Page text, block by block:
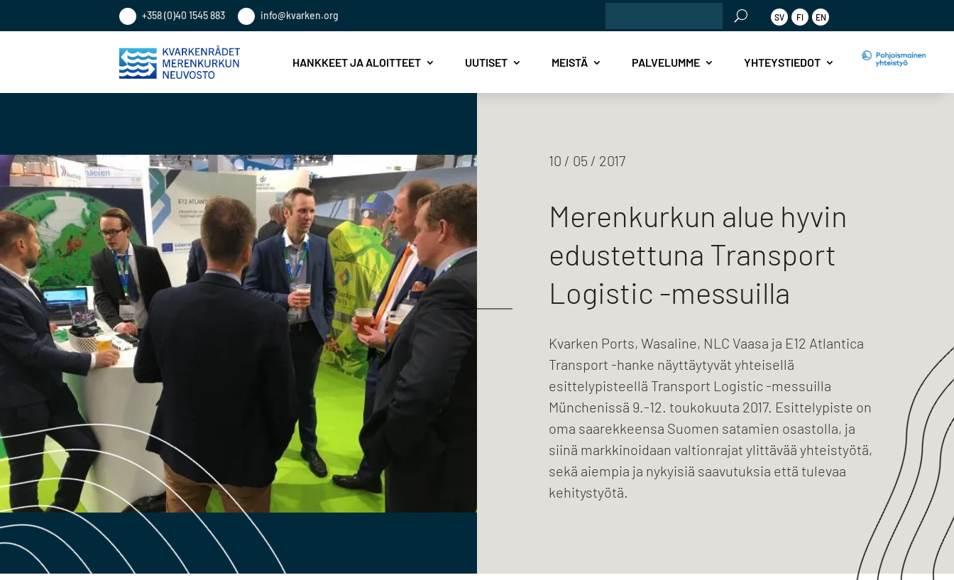
+358 (0)40 1545 883 info@kvarken.org SV FI EN
HANKKEET JA ALOITTEET UUTISET MEISTÄ PALVELUMME YHTEYSTIEDOT
10 / 05 / 2017
Merenkurkun alue hyvin
edustettuna Transport
Logistic -messuilla
Kvarken Ports, Wasaline, NLC Vaasa ja E12 Atlantica
Transport -hanke näyttäytyvät yhteisellä
esittelypisteellä Transport Logistic -messuilla
Münchenissä 9.-12. toukokuuta 2017. Esittelypiste on
oma saarekkeensa Suomen satamien osastolla, ja
siinä markkinoidaan valtionrajat ylittävää yhteistyötä,
sekä aiempia ja nykyisiä saavutuksia että tulevaa
kehitystyötä.